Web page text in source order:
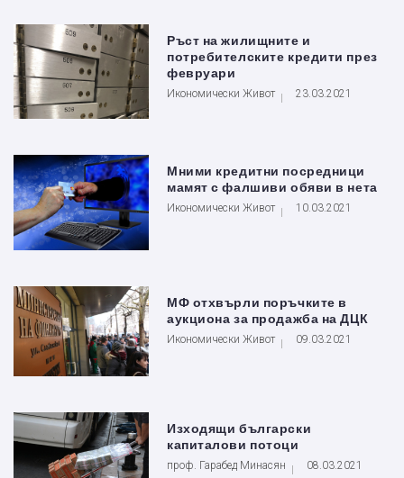
Ръст на жилищните и
потребителските кредити през
февруари
Икономически Живот 23.03.2021
Мними кредитни посредници
мамят с фалшиви обяви в нета
Икономически Живот 10.03.2021
МФ отхвърли поръчките в
аукциона за продажба на ДЦК
Икономически Живот 09.03.2021
Изходящи български
капиталови потоци
проф. Гарабед Минасян 08.03.2021